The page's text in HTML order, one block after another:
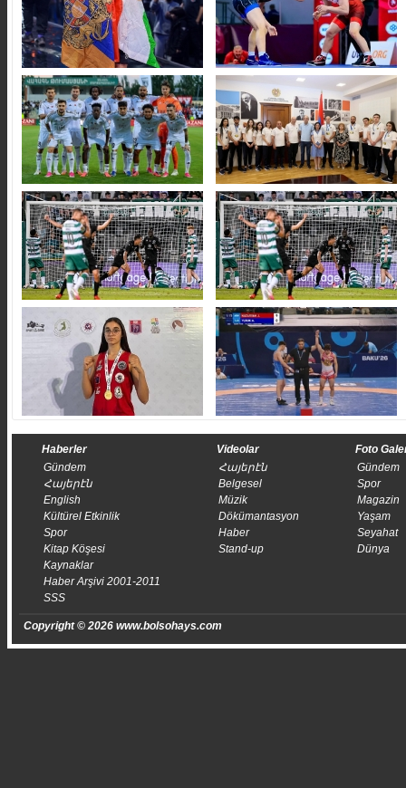
Haberler
Gündem
Հայերէն
English
Kültürel Etkinlik
Spor
Kitap Köşesi
Kaynaklar
Haber Arşivi 2001-2011
SSS
Videolar
Հայերէն
Belgesel
Müzik
Dökümantasyon
Haber
Stand-up
Foto
Gündem
Spor
Magazin
Yaşam
Seyahat
Dünya
Copyright © 2026 www.bolsohays.com